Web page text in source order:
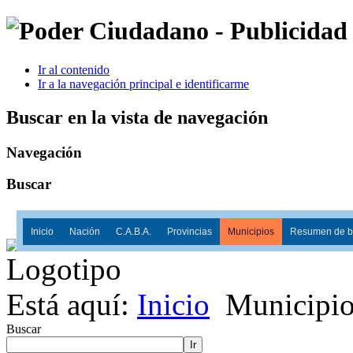
Ir al contenido
Ir a la navegación principal e identificarme
Buscar en la vista de navegación
Navegación
Buscar
Inicio Nación C.A.B.A. Provincias Municipios Resumen de
Está aquí: Inicio
Buscar
Ir